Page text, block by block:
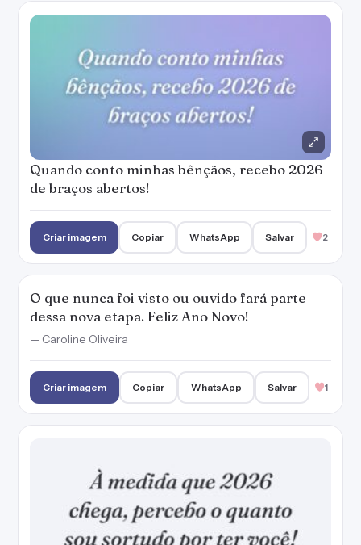
Quando conto minhas bênçãos, recebo 2026
de braços abertos!
Criar imagem Copiar WhatsApp Salvar 2
O que nunca foi visto ou ouvido fará parte
dessa nova etapa. Feliz Ano Novo!
— Caroline Oliveira
Criar imagem Copiar WhatsApp Salvar 1